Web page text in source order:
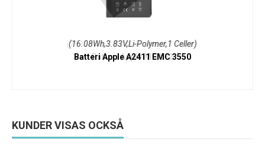
(16.08Wh,3.83V,Li-Polymer,1 Celler)
Batteri Apple A2411 EMC 3550
KUNDER VISAS OCKSÅ